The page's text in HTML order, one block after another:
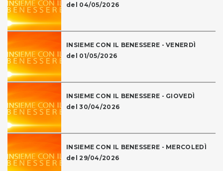
del 04/05/2026
INSIEME CON IL BENESSERE - VENERDÌ
del 01/05/2026
INSIEME CON IL BENESSERE - GIOVEDÌ
del 30/04/2026
INSIEME CON IL BENESSERE - MERCOLEDÌ
del 29/04/2026